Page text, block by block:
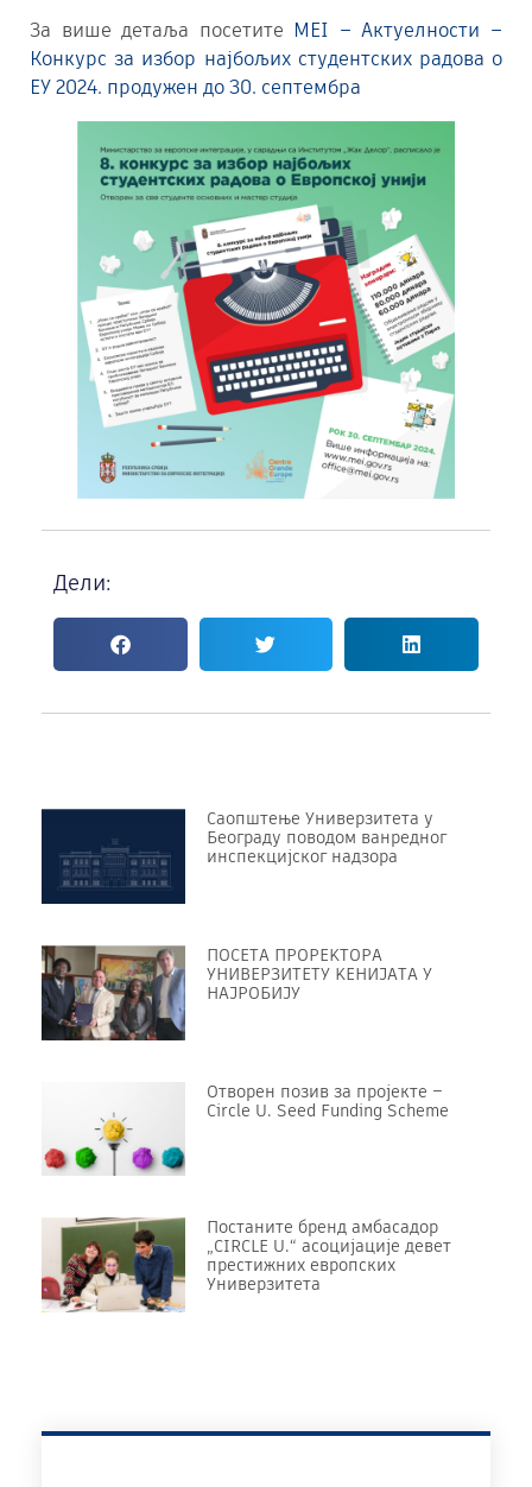
За више детаља посетите MEI – Актуелности –
Конкурс за избор најбољих студентских радова о
ЕУ 2024. продужен до 30. септембра
Дели:
Саопштење Универзитета у
Београду поводом ванредног
инспекцијског надзора
ПОСЕТА ПРОРЕKТОРА
УНИВЕРЗИТЕТУ KЕНИЈАТА У
НАЈРОБИЈУ
Отворен позив за пројекте –
Circle U. Seed Funding Scheme
Постаните бренд амбасадор
„CIRCLE U.“ асоцијације девет
престижних европских
Универзитета